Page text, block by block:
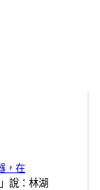
，在
」說：林湖